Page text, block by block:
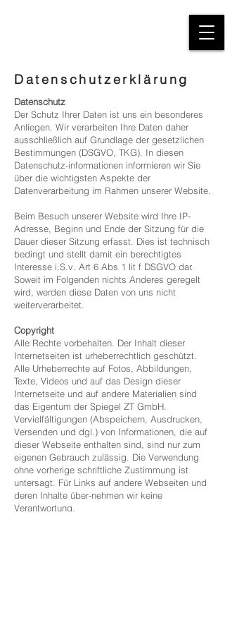
Datenschutzerklärung
Datenschutz
Der Schutz Ihrer Daten ist uns ein besonderes
Anliegen. Wir verarbeiten Ihre Daten daher
ausschließlich auf Grundlage der gesetzlichen
Bestimmungen (DSGVO, TKG). In diesen
Datenschutz-informationen informieren wir Sie
über die wichtigsten Aspekte der
Datenverarbeitung im Rahmen unserer Website.
Beim Besuch unserer Website wird Ihre IP-
Adresse, Beginn und Ende der Sitzung für die
Dauer dieser Sitzung erfasst. Dies ist technisch
bedingt und stellt damit ein berechtigtes
Interesse i.S.v. Art 6 Abs 1 lit f DSGVO dar.
Soweit im Folgenden nichts Anderes geregelt
wird, werden diese Daten von uns nicht
weiterverarbeitet.
Copyright
Alle Rechte vorbehalten. Der Inhalt dieser
Internetseiten ist urheberrechtlich geschützt.
Alle Urheberrechte auf Fotos, Abbildungen,
Texte, Videos und auf das Design dieser
Internetseite und auf andere Materialien sind
das Eigentum der Spiegel ZT GmbH.
Vervielfältigungen (Abspeichern, Ausdrucken,
Versenden und dgl.) von Informationen, die auf
dieser Webseite enthalten sind, sind nur zum
eigenen Gebrauch zulässig. Die Verwendung
ohne vorherige schriftliche Zustimmung ist
untersagt. Für Links auf andere Webseiten und
deren Inhalte über-nehmen wir keine
Verantwortung.